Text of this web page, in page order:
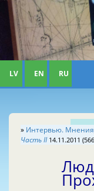
LV EN RU
» Интервью. Мнения
Часть II 14.11.2011